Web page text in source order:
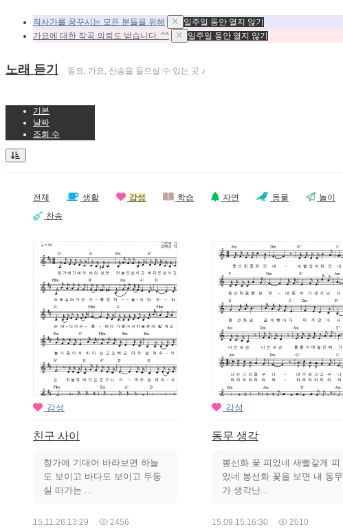
작사가를 꿈꾸시는 모든 분들을 위해
일주일 동안 열지 않기
가요에 대한 작곡 의뢰도 받습니다. ^^
일주일 동안 열지 않기
노래 듣기 동요, 가요, 찬송을 들으실 수 있는 곳 ♪
기본
날짜
조회 수
전체 생활 감성 학습 자연 동물 놀이
찬송
감성
친구 사이
창가에 기대어 바라보면 하늘
도 보이고 바다도 보이고 두둥
실 떠가는 ...
15.11.26.13:29 2456
감성
동무 생각
봉선화 꽃 피었네 새빨갛게 피
었네 봉선화 꽃을 보면 내 동무
가 생각난...
15.09.15.16:30 2610